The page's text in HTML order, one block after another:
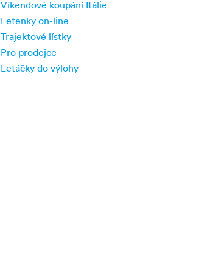
Víkendové koupání Itálie
Letenky on-line
Trajektové lístky
Pro prodejce
Letáčky do výlohy